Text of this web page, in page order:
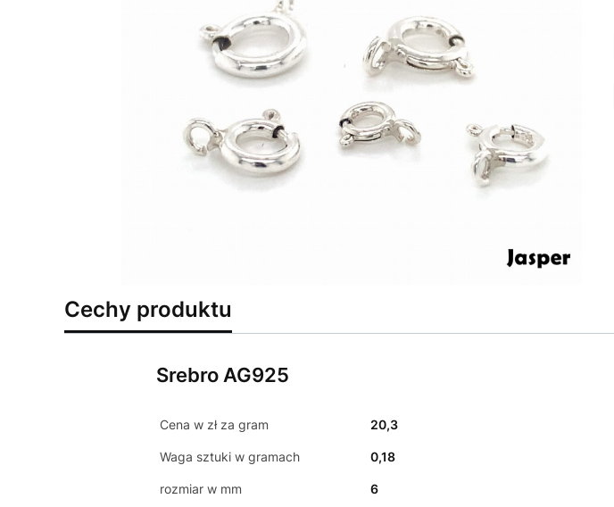
Cechy produktu
Srebro AG925
Cena w zł za gram 20,3
Waga sztuki w gramach 0,18
rozmiar w mm 6